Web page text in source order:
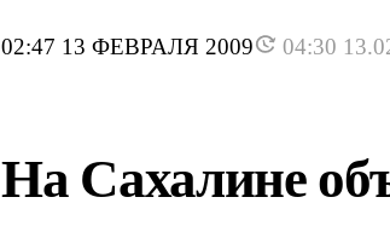
02:47 13 ФЕВРАЛЯ 2009 04:30
На Сахалине